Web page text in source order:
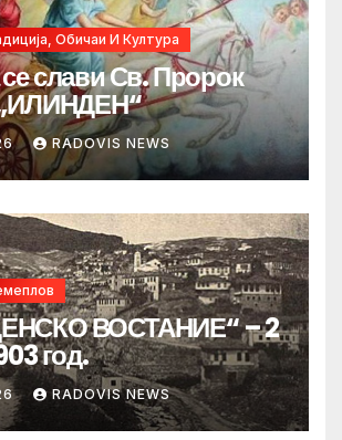
Обичаи И Култура
слави Св. Пророк
RADOVIS NEWS
ВОСТАНИЕ“ – 2
год.
RADOVIS NEWS